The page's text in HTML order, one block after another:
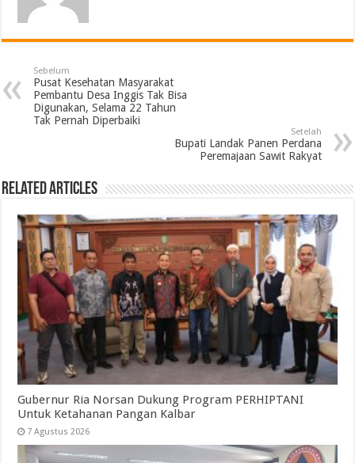
Sebelum
Pusat Kesehatan Masyarakat
Pembantu Desa Inggis Tak Bisa
Digunakan, Selama 22 Tahun
Tak Pernah Diperbaiki
Setelah
Bupati Landak Panen Perdana
Peremajaan Sawit Rakyat
Related Articles
Gubernur Ria Norsan Dukung Program PERHIPTANI
Untuk Ketahanan Pangan Kalbar
7 Agustus 2026